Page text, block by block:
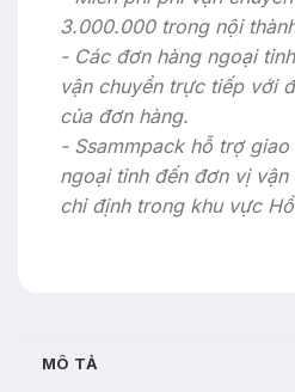
3.000.000 trong nội
- Các đơn hàng ngoại
vận chuyển trực tiếp với
của đơn hàng.
- Ssammpack hỗ trợ
ngoại tỉnh đến đơn vị vận
chỉ định trong khu vực
MÔ TẢ